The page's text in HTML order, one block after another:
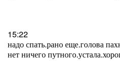
15:22
надо спать.рано еще.голова
нет ничего